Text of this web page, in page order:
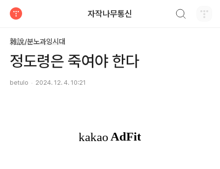
자작나무통신
雜說/분노과잉시대
정도령은 죽여야 한다
betulo 2024. 12. 4. 10:21